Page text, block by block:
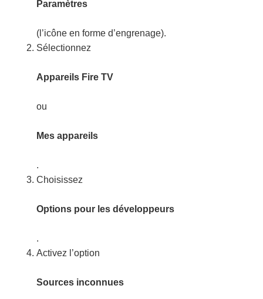
Paramètres
(l’icône en forme d’engrenage).
Sélectionnez
Appareils Fire TV
ou
Mes appareils
.
Choisissez
Options pour les développeurs
.
Activez l’option
Sources inconnues